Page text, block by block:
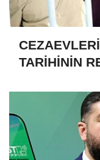
TARİHİNİN